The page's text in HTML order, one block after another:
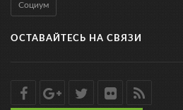
Социум
ОСТАВАЙТЕСЬ НА СВЯЗИ